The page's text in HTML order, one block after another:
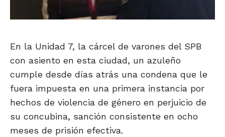
En la Unidad 7, la cárcel de varones del SPB
con asiento en esta ciudad, un azuleño
cumple desde días atrás una condena que le
fuera impuesta en una primera instancia por
hechos de violencia de género en perjuicio de
su concubina, sanción consistente en ocho
meses de prisión efectiva.